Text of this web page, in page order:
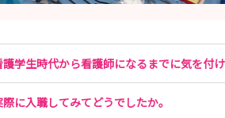
期看護/がん看護/緩和ケア・・・・
のご案内🌻
護学生時代から看護師になるまでに気を付
際に入職してみてどうでしたか。